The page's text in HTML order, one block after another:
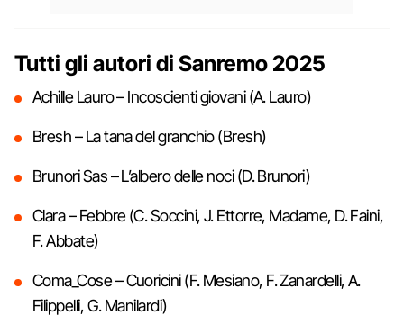
Tutti gli autori di Sanremo 2025
Achille Lauro – Incoscienti giovani (A. Lauro)
Bresh – La tana del granchio (Bresh)
Brunori Sas – L’albero delle noci (D. Brunori)
Clara – Febbre (C. Soccini, J. Ettorre, Madame, D. Faini,
F. Abbate)
Coma_Cose – Cuoricini (F. Mesiano, F. Zanardelli, A.
Filippelli, G. Manilardi)